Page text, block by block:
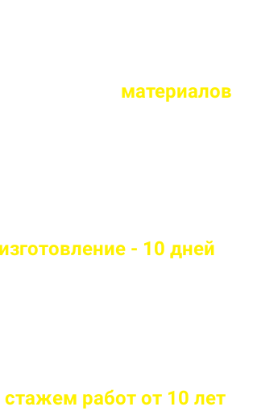
материалов
- 10 дней
работ от 10 лет